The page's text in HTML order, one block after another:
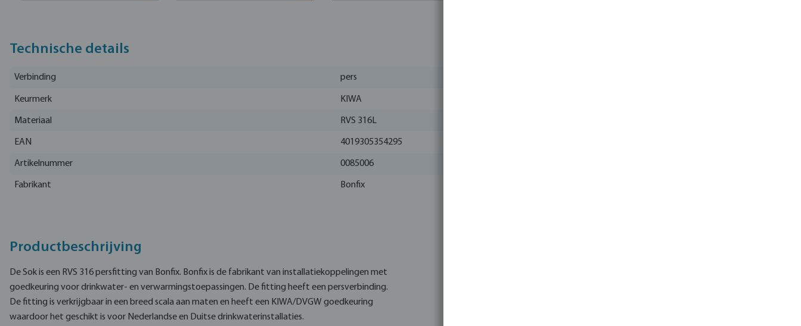
Technische details
Verbinding pers
Keurmerk KIWA
Materiaal RVS 316L
EAN 4019305354295
Artikelnummer 0085006
Fabrikant Bonfix
Productbeschrijving
De Sok is een RVS 316 persfitting van Bonfix. Bonfix is de fabrikant van installatiekoppelingen met
goedkeuring voor drinkwater- en verwarmingstoepassingen. De fitting heeft een persverbinding.
De fitting is verkrijgbaar in een breed scala aan maten en heeft een KIWA/DVGW goedkeuring
waardoor het geschikt is voor Nederlandse en Duitse drinkwaterinstallaties.